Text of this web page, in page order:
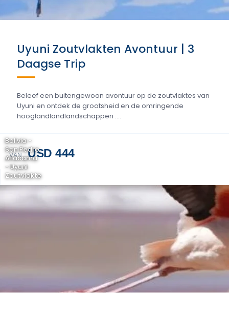
Uyuni Zoutvlakten Avontuur | 3
Daagse Trip
Beleef een buitengewoon avontuur op de zoutvlaktes van
Uyuni en ontdek de grootsheid en de omringende
hooglandlandlandschappen ....
VAN USD 444
Bolivia -
San Pedro
Atacama
- Uyuni
Zoutvlakte